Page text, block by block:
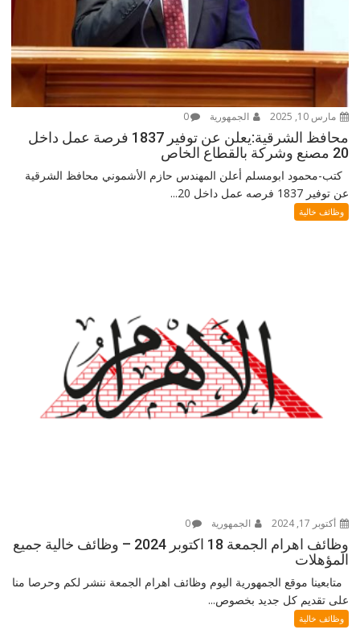
مارس 10, 2025 الجمهورية 0
محافظ الشرقية:يعلن عن توفير 1837 فرصة عمل داخل
20 مصنع وشركة بالقطاع الخاص
كتب-محمود ابومسلم أعلن المهندس حازم الأشموني محافظ الشرقية
عن توفير 1837 فرصه عمل داخل 20...
وظائف خالية
أكتوبر 17, 2024 الجمهورية 0
وظائف اهرام الجمعة 18 اكتوبر 2024 – وظائف خالية جميع
المؤهلات
متابعينا موقع الجمهورية اليوم وظائف اهرام الجمعة ننشر لكم وحرصا منا
على تقديم كل جديد بخصوص...
وظائف خالية